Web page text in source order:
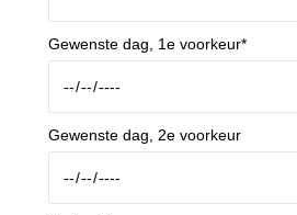
Gewenste dag, 1e voorkeur*
Gewenste dag, 2e voorkeur